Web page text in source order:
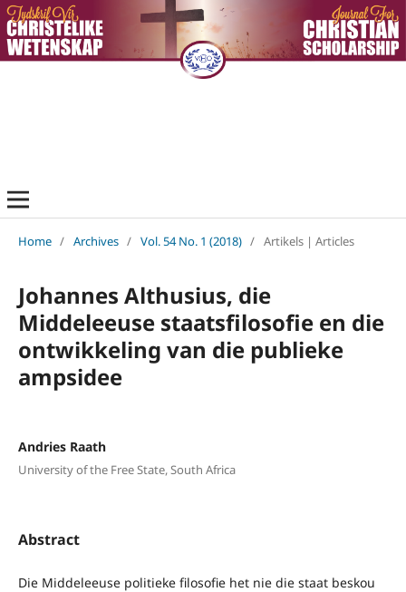
Home / Archives / Vol. 54 No. 1 (2018) / Artikels | Articles
Johannes Althusius, die
Middeleeuse staatsfilosofie en die
ontwikkeling van die publieke
ampsidee
Andries Raath
University of the Free State, South Africa
Abstract
Die Middeleeuse politieke filosofie het nie die staat beskou